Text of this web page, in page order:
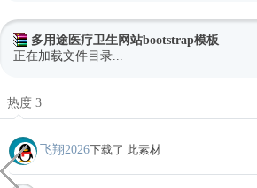
多用途医疗卫生网站bootstrap模板
正在加载文件目录...
热度 3
飞翔2026下载了 此素材